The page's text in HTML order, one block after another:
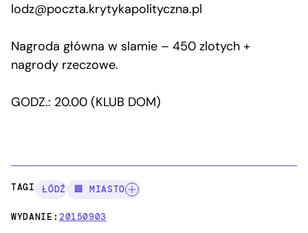
lodz@poczta.krytykapolityczna.pl
Nagroda główna w slamie – 450 zlotych +
nagrody rzeczowe.
GODZ.: 20.00 (KLUB DOM)
TAGI: ŁÓDŹ 🏢 MIASTO
WYDANIE:20150903